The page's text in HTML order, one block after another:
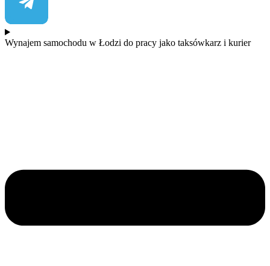
Wynajem samochodu w Łodzi do pracy jako taksówkarz i kurier